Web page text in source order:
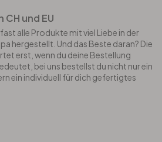
CH und EU
alle Produkte mit viel Liebe in der
hergestellt. Und das Beste daran? Die
erst, wenn du deine Bestellung
bei uns bestellst du nicht nur ein
ein individuell für dich gefertigtes